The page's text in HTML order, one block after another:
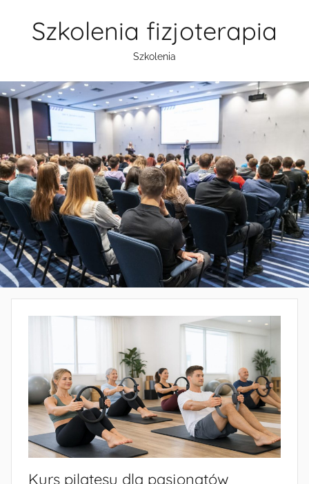
Szkolenia fizjoterapia
Szkolenia
Kurs pilatesu dla pasjonatów